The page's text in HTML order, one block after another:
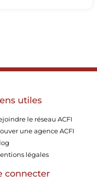
utiles
le réseau ACFI
une agence ACFI
légales
connecter